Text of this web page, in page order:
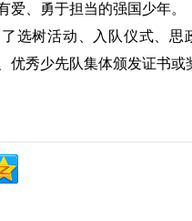
爱、勇于担当的强国少年。
选树活动、入队仪式、思
优秀少先队集体颁发证书或